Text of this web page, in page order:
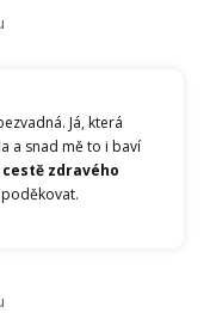
Já, která
a snad mě to i baví
zdravého